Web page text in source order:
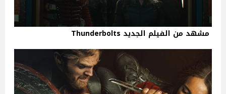
مشهد من الفيلم الجديد Thunderbolts